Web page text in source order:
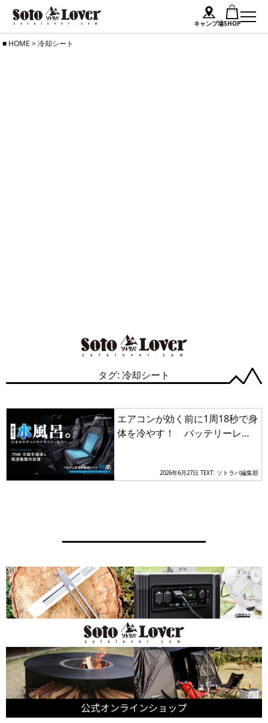
キャンプ場SHOP
SkipHOME >冷却シート
タグ: 冷却シート
エアコンが効く前に1周18秒で身
体を冷やす！ バッテリーレス
2026年6月27日 TEXT: ソトラバ編集部